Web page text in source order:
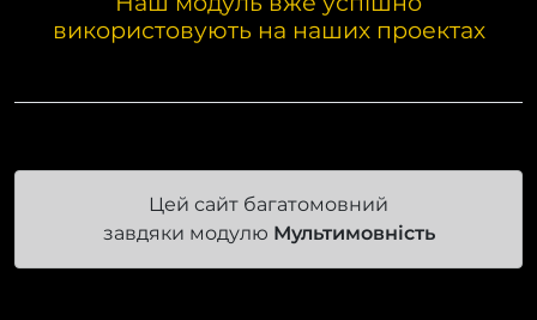
Наш модуль вже успішно
Цей сайт багатомовний
завдяки модулюМультимовність